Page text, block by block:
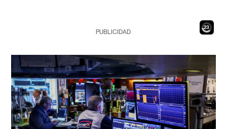
21
PUBLICIDAD